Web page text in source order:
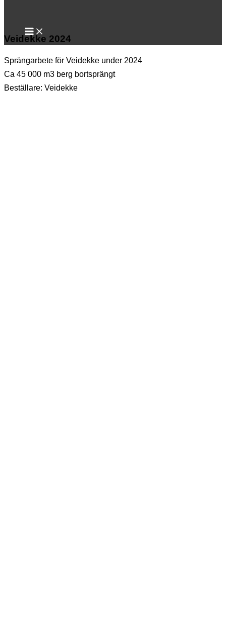
Veidekke 2024
Sprängarbete för Veidekke under 2024
Ca 45 000 m3 berg bortsprängt
Beställare: Veidekke